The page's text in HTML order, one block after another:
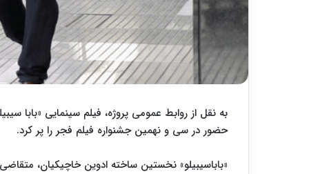
به نقل از روابط عمومی پروژه، فیلم سینمایی «بابا
حضور در سی و نهمین جشنواره فیلم فجر را پر کرد.
«باباسیبیلو» نخستین ساخته ادوین خاچیکیان،